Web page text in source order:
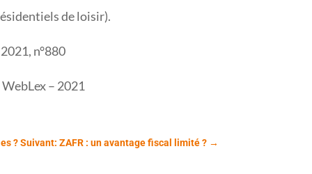
de loisir).
n°880
– 2021
?Suivant: ZAFR : un avantage fiscal limité ?→